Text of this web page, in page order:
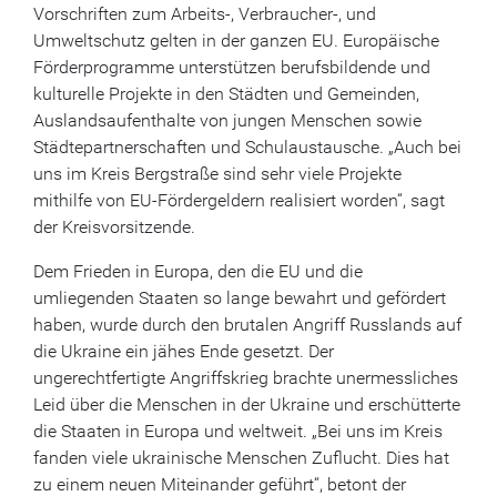
Vorschriften zum Arbeits-, Verbraucher-, und
Umweltschutz gelten in der ganzen EU. Europäische
Förderprogramme unterstützen berufsbildende und
kulturelle Projekte in den Städten und Gemeinden,
Auslandsaufenthalte von jungen Menschen sowie
Städtepartnerschaften und Schulaustausche. „Auch bei
uns im Kreis Bergstraße sind sehr viele Projekte
mithilfe von EU-Fördergeldern realisiert worden“, sagt
der Kreisvorsitzende.
Dem Frieden in Europa, den die EU und die
umliegenden Staaten so lange bewahrt und gefördert
haben, wurde durch den brutalen Angriff Russlands auf
die Ukraine ein jähes Ende gesetzt. Der
ungerechtfertigte Angriffskrieg brachte unermessliches
Leid über die Menschen in der Ukraine und erschütterte
die Staaten in Europa und weltweit. „Bei uns im Kreis
fanden viele ukrainische Menschen Zuflucht. Dies hat
zu einem neuen Miteinander geführt“, betont der